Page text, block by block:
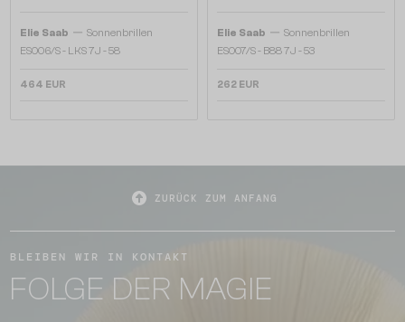
Elie Saab — Sonnenbrillen
ES006/S - LKS 7J - 58
464 EUR
Elie Saab — Sonnenbrillen
ES007/S - B88 7J - 53
262 EUR
ZURÜCK ZUM ANFANG
BLEIBEN WIR IN KONTAKT
FOLGE DER MAGIE